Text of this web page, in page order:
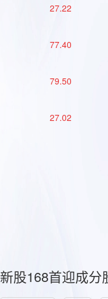
27.22
77.40
79.50
27.02
新股168首迎成